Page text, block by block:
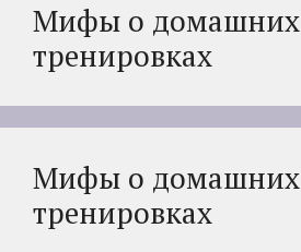
Мифы о домашних
тренировках
Мифы о домашних
тренировках